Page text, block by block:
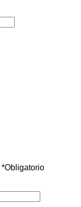
*Obligatorio